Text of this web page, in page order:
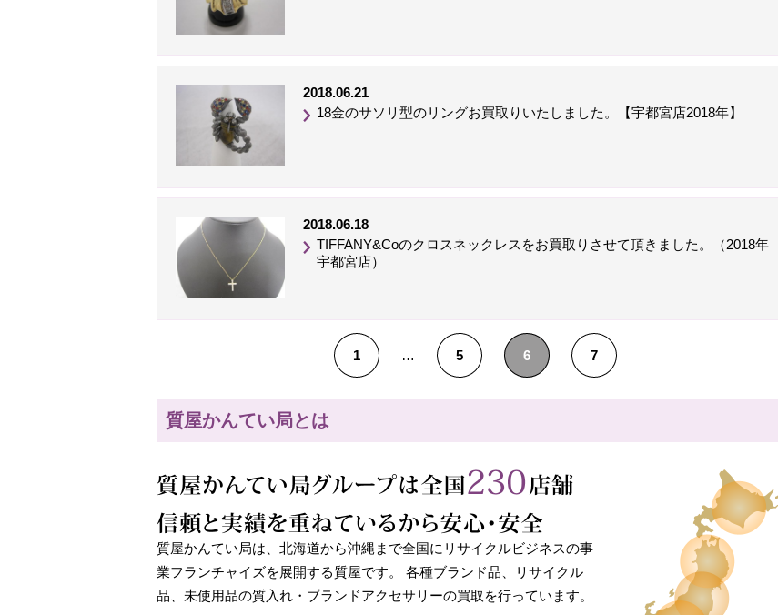
2018.06.21
18金のサソリ型のリングお買取りいたしました。【宇都宮店2018年】
2018.06.18
TIFFANY&Coのクロスネックレスをお買取りさせて頂きました。（2018年
宇都宮店）
1 … 5 6 7
質屋かんてい局とは
質屋かんてい局は、北海道から沖縄まで全国にリサイクルビジネスの事
業フランチャイズを展開する質屋です。 各種ブランド品、リサイクル
品、未使用品の質入れ・ブランドアクセサリーの買取を行っています。